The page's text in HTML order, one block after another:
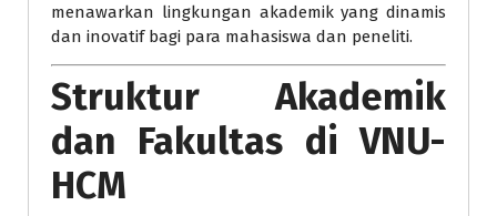
menawarkan lingkungan akademik yang dinamis
dan inovatif bagi para mahasiswa dan peneliti.
Struktur Akademik
dan Fakultas di VNU-
HCM